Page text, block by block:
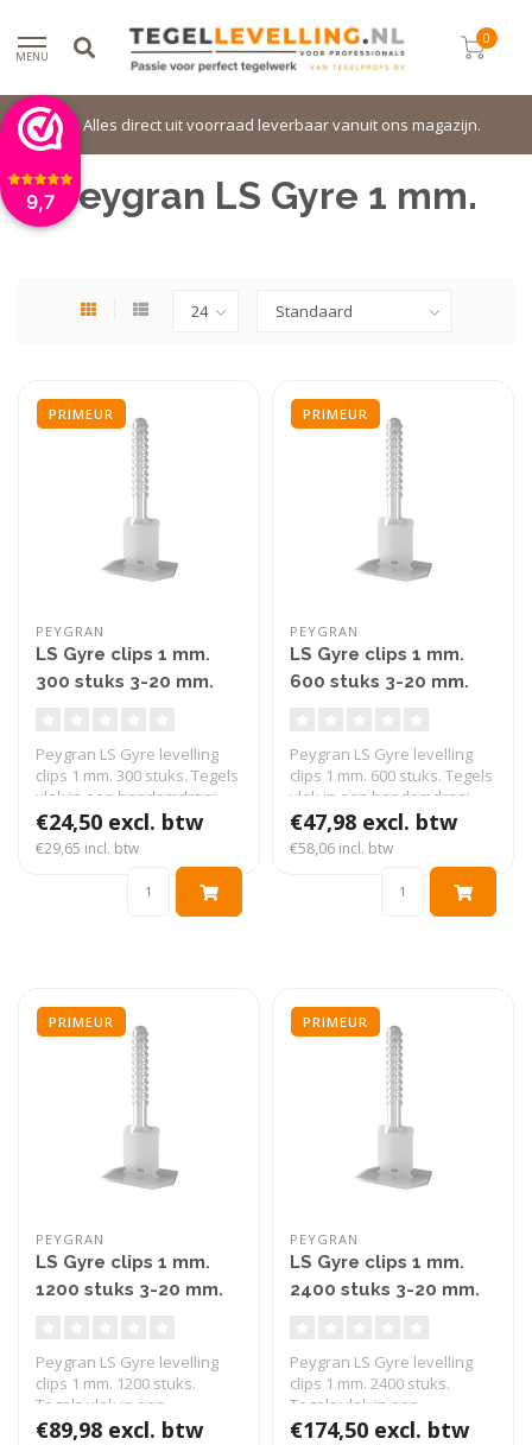
9,7
MENU
0
Alles direct uit voorraad leverbaar vanuit ons magazijn.
Peygran LS Gyre 1 mm.
PRIMEUR
PEYGRAN
LS Gyre clips 1 mm.
300 stuks 3-20 mm.
Peygran LS Gyre levelling
clips 1 mm. 300 stuks. Tegels
vlak in een handomdraai...
€24,50 excl. btw
€29,65 incl. btw
PRIMEUR
PEYGRAN
LS Gyre clips 1 mm.
600 stuks 3-20 mm.
Peygran LS Gyre levelling
clips 1 mm. 600 stuks. Tegels
vlak in een handomdraai...
€47,98 excl. btw
€58,06 incl. btw
PRIMEUR
PEYGRAN
LS Gyre clips 1 mm.
1200 stuks 3-20 mm.
Peygran LS Gyre levelling
clips 1 mm. 1200 stuks.
Tegels vlak in een
handomdraai..
€89,98 excl. btw
PRIMEUR
PEYGRAN
LS Gyre clips 1 mm.
2400 stuks 3-20 mm.
Peygran LS Gyre levelling
clips 1 mm. 2400 stuks.
Tegels vlak in een
handomdraai..
€174,50 excl. btw